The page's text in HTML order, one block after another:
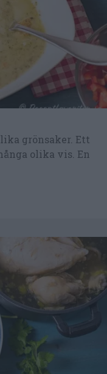
grönsaker. Ett
olika vis. En